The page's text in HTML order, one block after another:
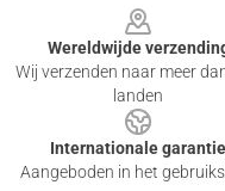
Wereldwijde
Wij verzenden naar meer
landen
Internationale garantie
Aangeboden in het